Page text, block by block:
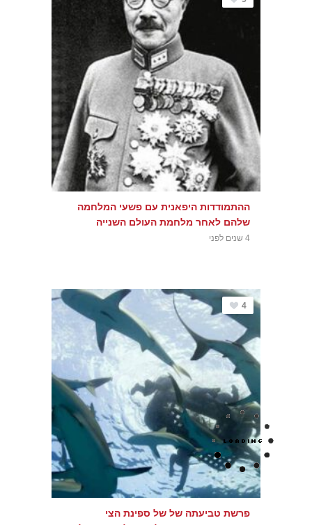
ההתמודדות היפאנית עם פשעי המלחמה
שלהם לאחר מלחמת העולם השנייה
4 שנים לפני
4
פרשת טביעתה של של ספינת הצי